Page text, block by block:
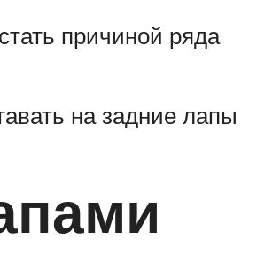
причиной ряда
на задние лапы